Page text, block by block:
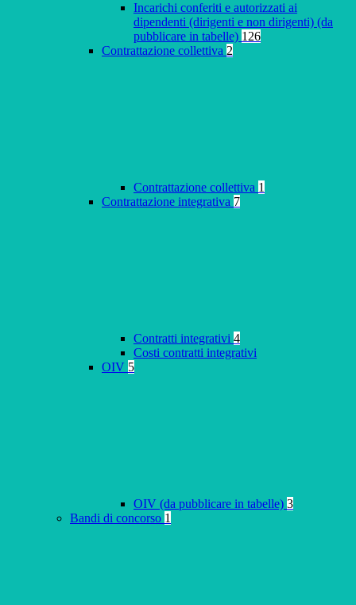
Incarichi conferiti e autorizzati ai
dipendenti (dirigenti e non dirigenti) (da
pubblicare in tabelle) 126
Contrattazione collettiva 2
Contrattazione collettiva 1
Contrattazione integrativa 7
Contratti integrativi 4
Costi contratti integrativi
OIV 5
OIV (da pubblicare in tabelle) 3
Bandi di concorso 1